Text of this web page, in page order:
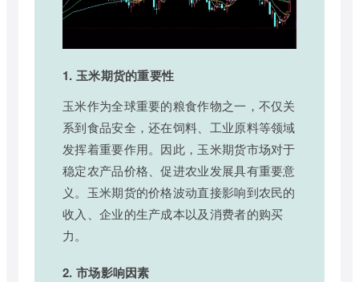
1. 玉米期货的重要性
玉米作为全球重要的粮食作物之一，不仅关
系到食品安全，还在饲料、工业原料等领域
发挥着重要作用。因此，玉米期货市场对于
稳定农产品价格、促进农业发展具有重要意
义。玉米期货的价格波动直接影响到农民的
收入、企业的生产成本以及消费者的购买
力。
2. 市场影响因素